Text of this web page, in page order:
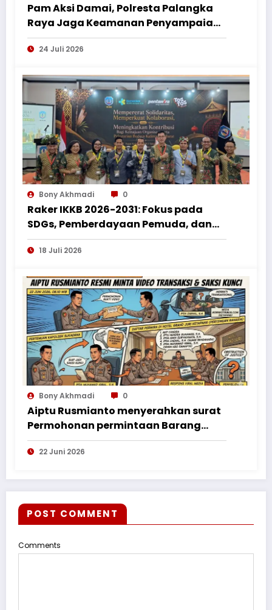
Pam Aksi Damai, Polresta Palangka
Raya Jaga Keamanan Penyampaian
Aspirasi Perkumpulan Pemuda
Nusantara
24 Juli 2026
Bony Akhmadi 0
Raker IKKB 2026-2031: Fokus pada
SDGs, Pemberdayaan Pemuda, dan
Penguatan Bantuan Hukum bagi
Perantau Kalbar
18 Juli 2026
Bony Akhmadi 0
Aiptu Rusmianto menyerahkan surat
Permohonan permintaan Barang
Bukti ke Polres Kayong Utara
22 Juni 2026
POST COMMENT
Comments